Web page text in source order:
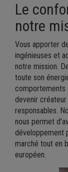
Le
notre
Vous apporter
ingénieuses et
notre mission.
toute son
comportements
devenir
responsables.
nous permet
développement
marché tout en
européen.